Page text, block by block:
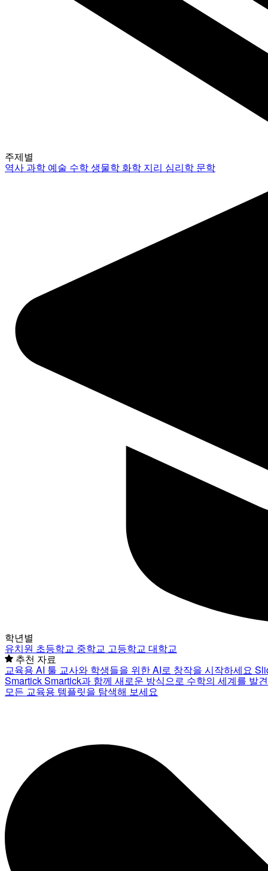
주제별
역사과학 예술 수학생물학 화학 지리 심리학 문학
학년별
유치원 초등학교 중학교 고등학교 대학교
추천 자료
교육용 AI 툴 교사와 학생들을 위한 AI로 창작을 시작하세요
SmartickSmartick과 함께 새로운 방식으로 수학의 세계를 발
모든 교육용 템플릿을 탐색해 보세요